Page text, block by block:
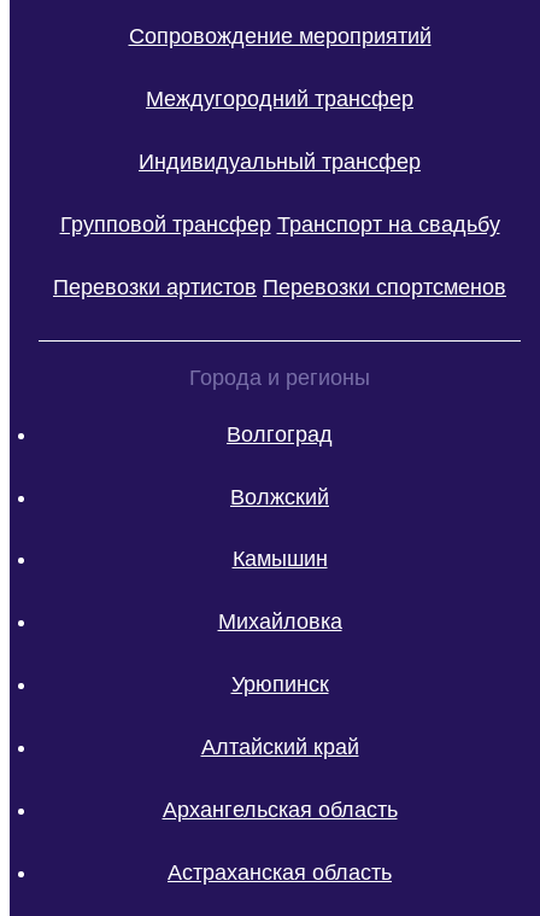
Сопровождение мероприятий
Междугородний трансфер
Индивидуальный трансфер
Групповой трансфер Транспорт на свадьбу
Перевозки артистов Перевозки спортсменов
Города и регионы
Волгоград
Волжский
Камышин
Михайловка
Урюпинск
Алтайский край
Архангельская область
Астраханская область